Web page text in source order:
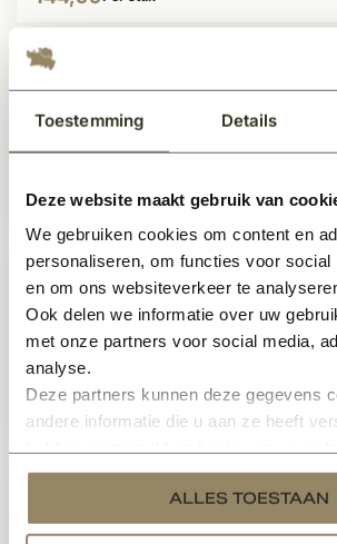
Toestemming Details
Deze website maakt gebruik van
We gebruiken cookies om content en
personaliseren, om functies voor social
en om ons websiteverkeer te
Ook delen we informatie over uw
met onze partners voor social media,
analyse.
Deze partners kunnen deze gegevens
andere informatie die u aan ze heeft
services.
ALLES TOESTAAN
Voordeelset
Op voorraad
Voordeelset
649,50Per stuk
Op voorraad
Voordeelset
doorvoerbox
473,99Per stuk
Voordeelset
doorvoerbox